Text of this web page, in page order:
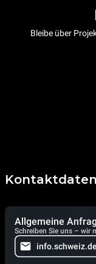
Bleibe über
Allgemeine
Schreiben Sie uns – wir